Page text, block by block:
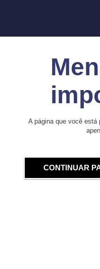
A página que você está
CONTINUAR